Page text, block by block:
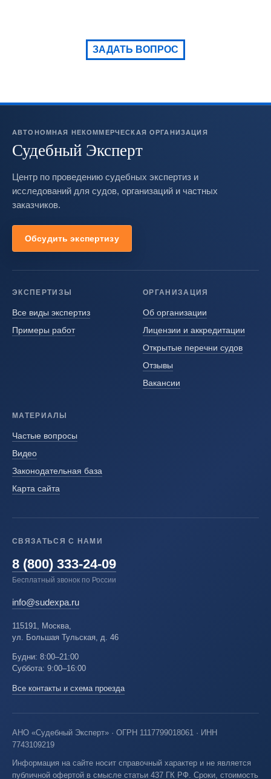
ЗАДАТЬ ВОПРОС
АВТОНОМНАЯ НЕКОММЕРЧЕСКАЯ ОРГАНИЗАЦИЯ
Судебный Эксперт
Центр по проведению судебных экспертиз и
исследований для судов, организаций и частных
заказчиков.
Обсудить экспертизу
ЭКСПЕРТИЗЫ
Все виды экспертиз
Примеры работ
ОРГАНИЗАЦИЯ
Об организации
Лицензии и аккредитации
Открытые перечни судов
Отзывы
Вакансии
МАТЕРИАЛЫ
Частые вопросы
Видео
Законодательная база
Карта сайта
СВЯЗАТЬСЯ С НАМИ
8 (800) 333-24-09
Бесплатный звонок по России
info@sudexpa.ru
115191, Москва,
ул. Большая Тульская, д. 46
Будни: 8:00–21:00
Суббота: 9:00–16:00
Все контакты и схема проезда
АНО «Судебный Эксперт» · ОГРН 1117799018061 · ИНН
7743109219
Информация на сайте носит справочный характер и не является
публичной офертой в смысле статьи 437 ГК РФ. Сроки, стоимость